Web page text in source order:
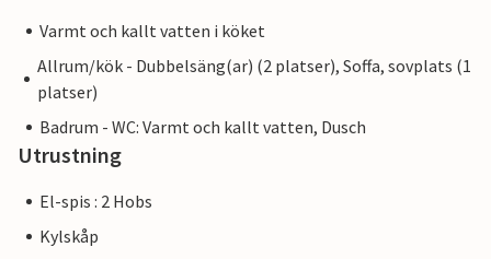
Varmt och kallt vatten i köket
Allrum/kök - Dubbelsäng(ar) (2 platser), Soffa, sovplats (1
platser)
Badrum - WC: Varmt och kallt vatten, Dusch
Utrustning
El-spis : 2 Hobs
Kylskåp